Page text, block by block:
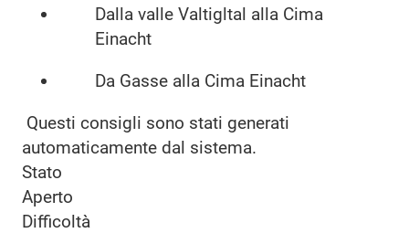
Dalla valle Valtigltal alla Cima
Einacht
Da Gasse alla Cima Einacht
Questi consigli sono stati generati
automaticamente dal sistema.
Stato
Aperto
Difficoltà